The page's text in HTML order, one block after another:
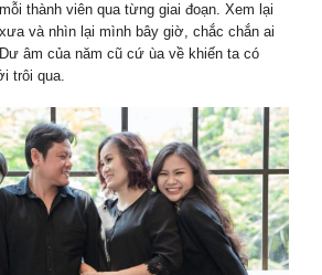
thành viên qua từng giai đoạn. Xem lại
và nhìn lại mình bây giờ, chắc chắn ai
âm của năm cũ cứ ùa về khiến ta có
trôi qua.